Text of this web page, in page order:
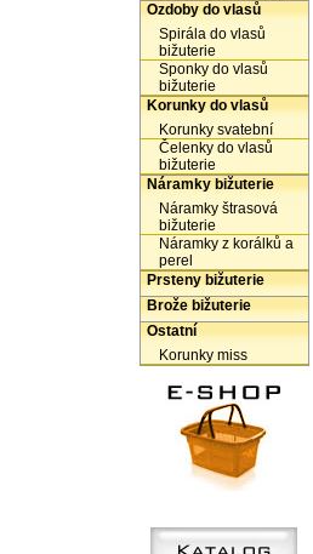
Ozdoby do vlasů
Spirála do vlasů
bižuterie
Sponky do vlasů
bižuterie
Korunky do vlasů
Korunky svatební
Čelenky do vlasů
bižuterie
Náramky bižuterie
Náramky štrasová
bižuterie
Náramky z korálků a
perel
Prsteny bižuterie
Brože bižuterie
Ostatní
Korunky miss